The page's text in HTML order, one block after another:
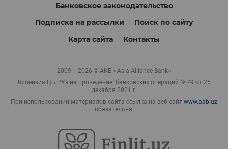
Банковское законодательство
Подписка на рассылки
Поиск по сайту
Карта сайта
Контакты
2009 – 2026 © АКБ «Asia Alliance Bank»
Лицензия ЦБ РУз на проведение банковских операций №79 от 25
декабря 2021 г.
При использовании материалов сайта ссылка на веб-сайт www.aab.uz
обязательна.